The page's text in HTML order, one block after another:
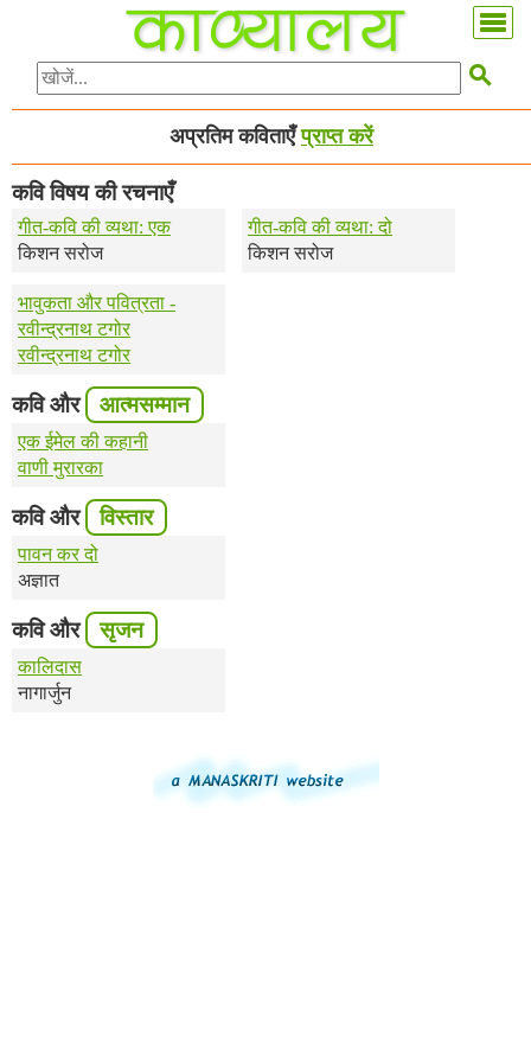

अप्रतिम कविताएँप्राप्त करें
कवि विषय की रचनाएँ
गीत-कवि की व्यथा: एक
किशन सरोज
गीत-कवि की व्यथा: दो
किशन सरोज
भावुकता और पवित्रता -
रवीन्द्रनाथ टगोर
रवीन्द्रनाथ टगोर
कवि और आत्मसम्मान
एक ईमेल की कहानी
वाणी मुरारका
कवि और विस्तार
पावन कर दो
अज्ञात
कवि और सृजन
कालिदास
नागार्जुन